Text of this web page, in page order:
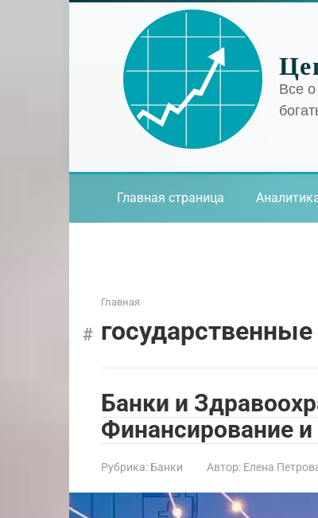
Все
Главная страница
Главная
Банки и
Финансирование
Рубрика: Банки Автор: Елена